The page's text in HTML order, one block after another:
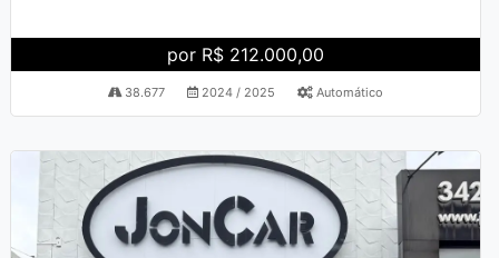
por R$ 212.000,00
38.677 2024 / 2025 Automático